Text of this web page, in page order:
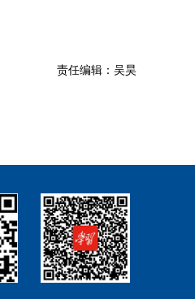
责任编辑：吴昊